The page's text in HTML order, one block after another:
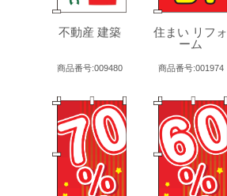
不動産 建築
商品番号:009480
住まい リフォ
ーム
商品番号:001974